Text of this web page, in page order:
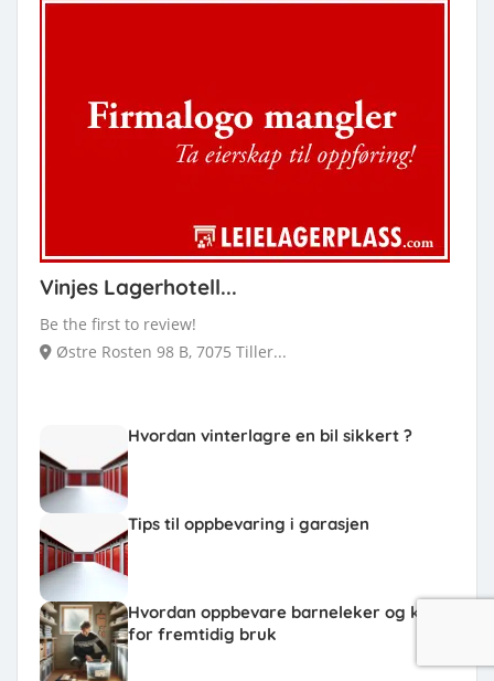
Vinjes Lagerhotell...
Be the first to review!
Østre Rosten 98 B, 7075 Tiller...
Hvordan vinterlagre en bil sikkert ?
Tips til oppbevaring i garasjen
Hvordan oppbevare barneleker og klær
for fremtidig bruk